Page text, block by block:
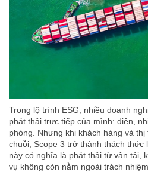
Trong lộ trình ESG, nhiều doanh
phát thải trực tiếp của mình: điện,
phòng. Nhưng khi khách hàng và
chuỗi, Scope 3 trở thành thách thức
này có nghĩa là phát thải từ vận tải,
vụ không còn nằm ngoài trách